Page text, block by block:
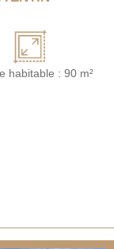
habitable : 90 m²